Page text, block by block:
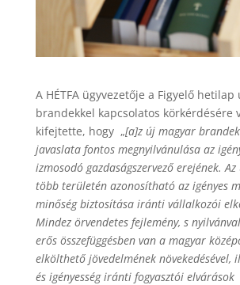
A HÉTFA ügyvezetője a Figyelő
brandekkel kapcsolatos körkérdésére
kifejtette, hogy „[a]z új magyar
javaslata fontos megnyilvánulása az
izmosodó gazdaságszervező erejének.
több területén azonosítható az igényes
minőség biztosítása iránti vállalkozói
Mindez örvendetes fejlemény, s
erős összefüggésben van a magyar
elkölthető jövedelmének növekedésével,
és igényesség iránti fogyasztói elvárások